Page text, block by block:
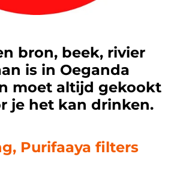
bron, beek, rivier
is in Oeganda
moet altijd gekookt
je het kan drinken.
Purifaaya filters